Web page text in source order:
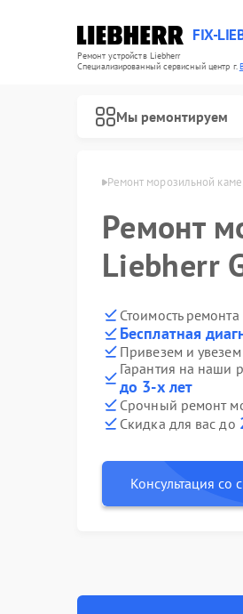
FIX-
Ремонт устройств Liebherr
Специализированный cервисный центр г.
Мы ремонтируем
Ремонт морозильной
Ремонт
Liebherr
Стоимость ремонта
Бесплатная
Привезем и
Гарантия на наши
до 3-х лет
Срочный ремонт
Скидка для вас до
Консультация со